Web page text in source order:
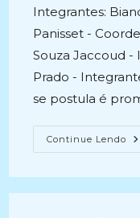
Integrantes:
Panisset -
Souza Jaccoud -
Prado -
se postula é
Continue Lendo